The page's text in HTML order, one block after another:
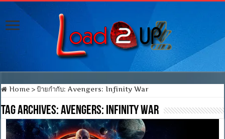
Home > ป้ายกำกับ:Avengers: Infinity War
Tag Archives:Avengers: Infinity War